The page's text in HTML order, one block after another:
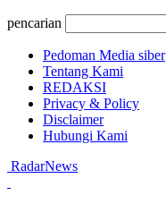
pencarian
Pedoman Media siber
Tentang Kami
REDAKSI
Privacy & Policy
Disclaimer
Hubungi Kami
RadarNews